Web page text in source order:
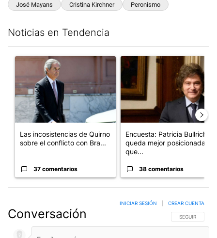
José Mayans Cristina Kirchner Peronismo
Noticias en Tendencia
Un artículo de tendencia con el título "Las incosistencias de
Las incosistencias de Quirno
sobre el conflicto con Bra...
37 comentarios
Un artículo de tendencia
Encuesta: Patricia Bullrich
queda mejor posicionada
que...
38 comentarios
Conversación SIGA ESTA
SEGUIR
INICIAR SESIÓN CREAR CUENTA